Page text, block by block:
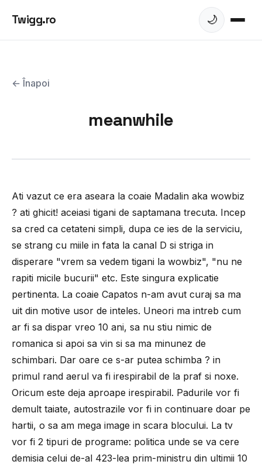
Twigg.ro 🌙
← Înapoi
meanwhile
Ati vazut ce era aseara la coaie Madalin aka wowbiz
? ati ghicit! aceiasi tigani de saptamana trecuta. Incep
sa cred ca cetateni simpli, dupa ce ies de la serviciu,
se strang cu miile in fata la canal D si striga in
disperare "vrem sa vedem tigani la wowbiz", "nu ne
rapiti micile bucurii" etc. Este singura explicatie
pertinenta. La coaie Capatos n-am avut curaj sa ma
uit din motive usor de inteles. Uneori ma intreb cum
ar fi sa dispar vreo 10 ani, sa nu stiu nimic de
romanica si apoi sa vin si sa ma minunez de
schimbari. Dar oare ce s-ar putea schimba ? in
primul rand aerul va fi irespirabil de la praf si noxe.
Oricum este deja aproape irespirabil. Padurile vor fi
demult taiate, autostrazile vor fi in continuare doar pe
hartii, o sa am mega image in scara blocului. La tv
vor fi 2 tipuri de programe: politica unde se va cere
demisia celui de-al 423-lea prim-ministru din ultimii 10